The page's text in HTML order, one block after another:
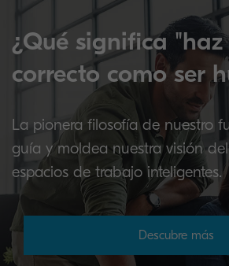
¿Qué significa
correcto como ser
La pionera filosofía de nuestro
guía y moldea nuestra visión
espacios de trabajo inteligentes.
Descubre más